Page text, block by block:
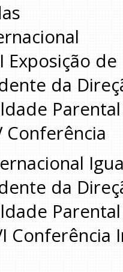
da
Parental
Conferência
da